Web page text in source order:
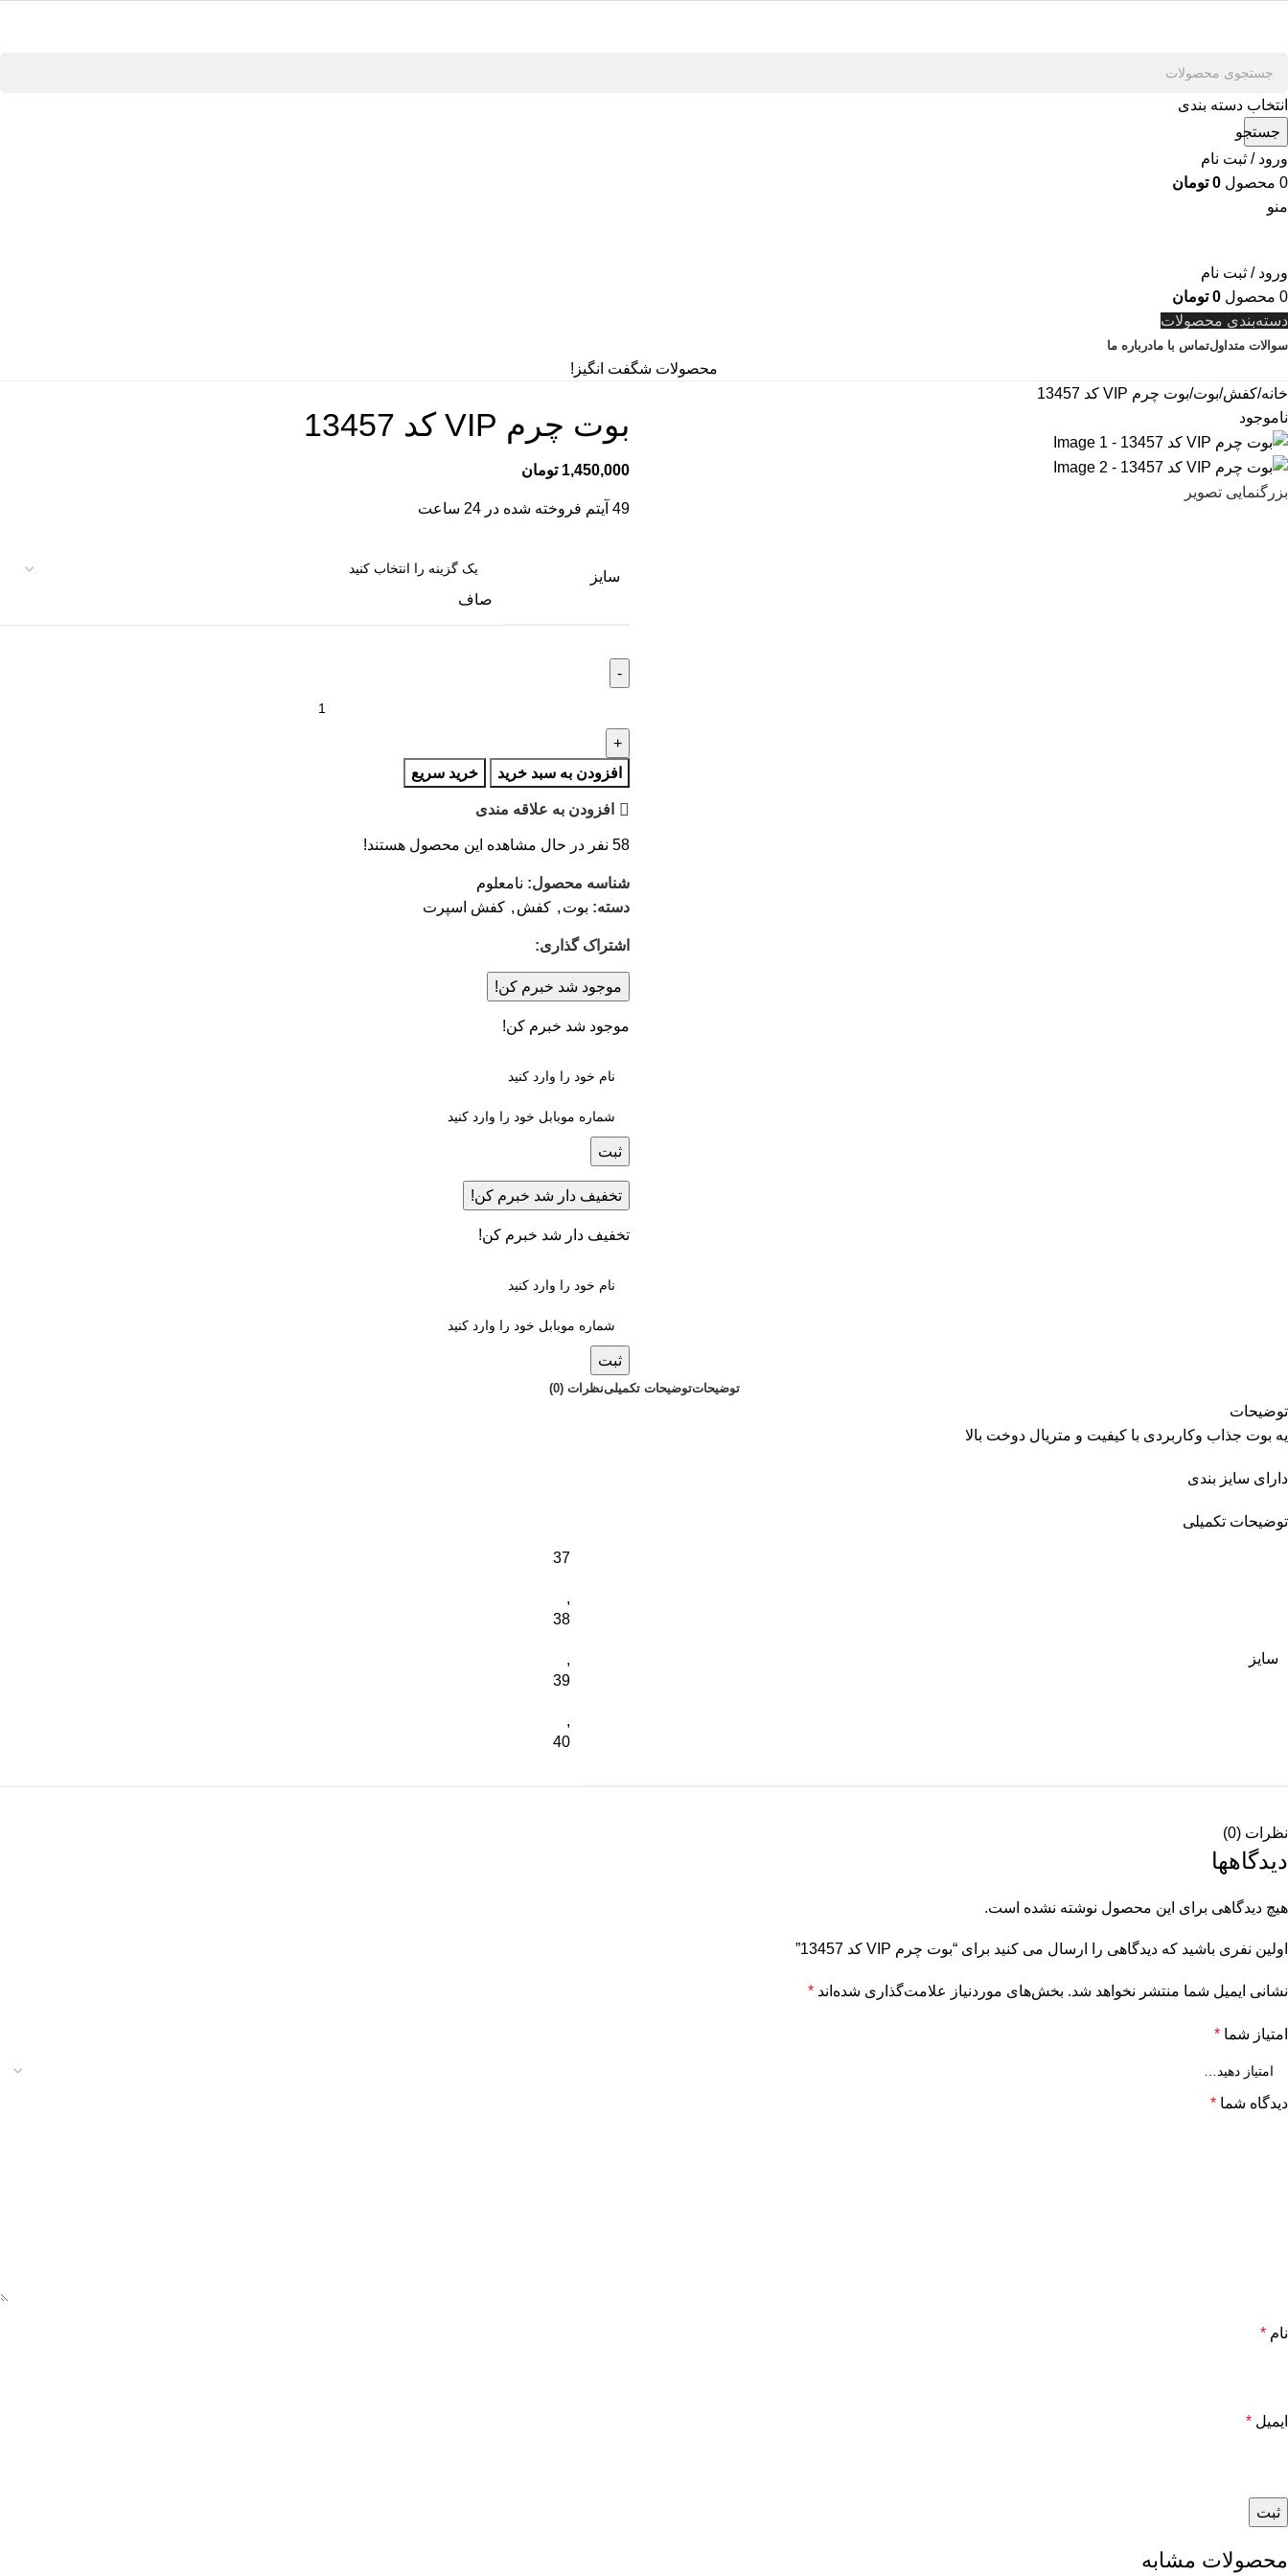
انتخاب دسته بندی
جستجو
ورود / ثبت نام
0 محصول 0 تومان
منو
ورود / ثبت نام
0 محصول 0 تومان
دسته‌بندی محصولات
سوالات متداولتماس با مادرباره ما
محصولات شگفت انگیز!
خانه کفش بوت بوت چرم VIP کد 13457
ناموجود
بزرگنمایی تصویر
بوت چرم VIP کد 13457
1,450,000 تومان
49 آیتم فروخته شده در 24 ساعت
سایز
صاف
افزودن به سبد خرید خرید سریع
افزودن به علاقه مندی
58 نفر در حال مشاهده این محصول هستند!
شناسه محصول: نامعلوم
دسته: بوت , کفش , کفش اسپرت
اشتراک گذاری:
موجود شد خبرم کن!
موجود شد خبرم کن!
ثبت
تخفیف دار شد خبرم کن!
تخفیف دار شد خبرم کن!
ثبت
توضیحاتتوضیحات تکمیلینظرات (0)
توضیحات
یه بوت جذاب وکاربردی با کیفیت و متریال دوخت بالا
دارای سایز بندی
توضیحات تکمیلی
سایز
37
,
38
,
39
,
40
نظرات (0)
دیدگاهها
هیچ دیدگاهی برای این محصول نوشته نشده است.
اولین نفری باشید که دیدگاهی را ارسال می کنید برای “بوت چرم VIP کد 13457”
نشانی ایمیل شما منتشر نخواهد شد. بخش‌های موردنیاز علامت‌گذاری شده‌اند *
امتیاز شما *
دیدگاه شما *
نام *
ایمیل *
محصولات مشابه